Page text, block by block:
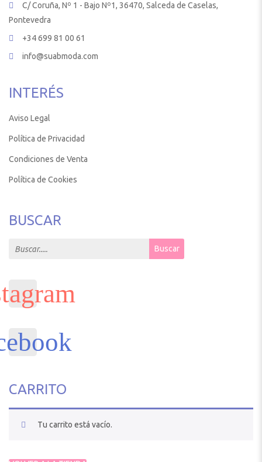
C/ Coruña, Nº 1 - Bajo Nº1, 36470, Salceda de Caselas,
Pontevedra
+34 699 81 00 61
info@suabmoda.com
INTERÉS
Aviso Legal
Política de Privacidad
Condiciones de Venta
Política de Cookies
BUSCAR
Search for: Buscar
CARRITO
Tu carrito está vacío.